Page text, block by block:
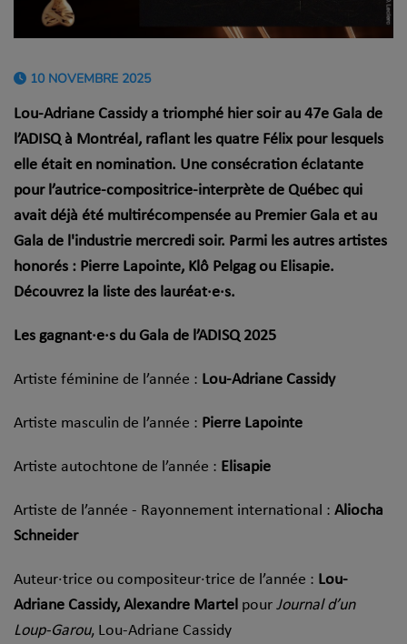
10 NOVEMBRE 2025
Lou-Adriane Cassidy a triomphé hier soir au 47e Gala de
l’ADISQ à Montréal, raflant les quatre Félix pour lesquels
elle était en nomination. Une consécration éclatante
pour l’autrice-compositrice-interprète de Québec qui
avait déjà été multirécompensée au Premier Gala et au
Gala de l'industrie mercredi soir. Parmi les autres artistes
honorés : Pierre Lapointe, Klô Pelgag ou Elisapie.
Découvrez la liste des lauréat·e·s.
Les gagnant·e·s du Gala de l’ADISQ 2025
Artiste féminine de l’année : Lou-Adriane Cassidy
Artiste masculin de l’année : Pierre Lapointe
Artiste autochtone de l’année : Elisapie
Artiste de l’année - Rayonnement international : Aliocha
Schneider
Auteur·trice ou compositeur·trice de l’année : Lou-
Adriane Cassidy, Alexandre Martel pour Journal d’un
Loup-Garou, Lou-Adriane Cassidy